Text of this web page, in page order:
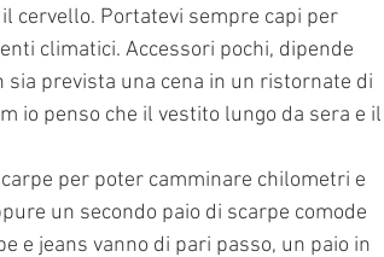
cervello. Portatevi sempre capi per
climatici. Accessori pochi, dipende
sia prevista una cena in un ristornate di
io penso che il vestito lungo da sera e il
per poter camminare chilometri e
un secondo paio di scarpe comode
e jeans vanno di pari passo, un paio in